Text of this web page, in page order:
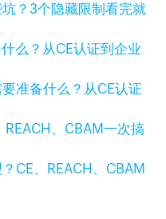
？3个隐藏限制看完就
准备什么？从CE认证
CE、REACH、CBAM